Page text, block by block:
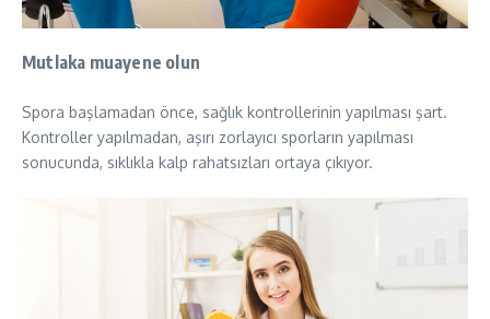
Mutlaka muayene olun
Spora başlamadan önce, sağlık kontrollerinin yapılması şart.
Kontroller yapılmadan, aşırı zorlayıcı sporların yapılması
sonucunda, sıklıkla kalp rahatsızları ortaya çıkıyor.